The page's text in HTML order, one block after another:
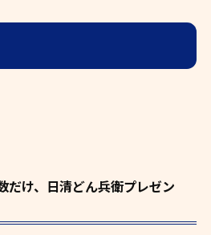
だけ、日清どん兵衛プレゼン